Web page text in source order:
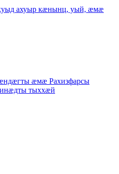
ахуыр кæнынц, уый, æмæ
æмæ Рахизфарсы
тыххæй